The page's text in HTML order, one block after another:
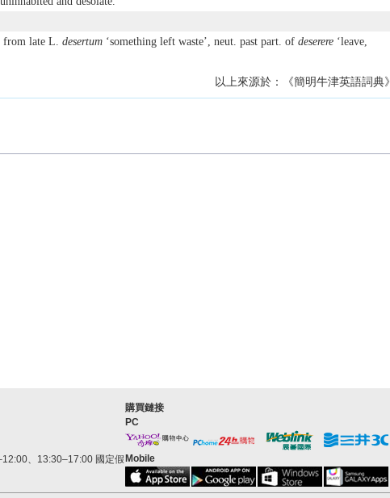
late L. desertum‘something left waste’, neut. past part. of deserere‘leave,
以上來源於：《簡明牛津英語詞典》
、13:30–17:00 國定假
購買鏈接
PC
Mobile